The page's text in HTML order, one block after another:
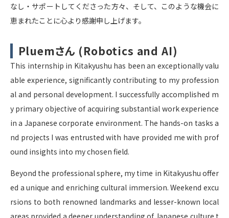
なし・サポートしてくださった方々、そして、このような機会に
恵まれたことに心より感謝申し上げます。
Pluemさん (Robotics and AI)
This internship in Kitakyushu has been an exceptionally valu
able experience, significantly contributing to my profession
al and personal development. I successfully accomplished m
y primary objective of acquiring substantial work experience
in a Japanese corporate environment. The hands-on tasks a
nd projects I was entrusted with have provided me with prof
ound insights into my chosen field.
Beyond the professional sphere, my time in Kitakyushu offer
ed a unique and enriching cultural immersion. Weekend excu
rsions to both renowned landmarks and lesser-known local
areas provided a deeper understanding of Japanese culture t